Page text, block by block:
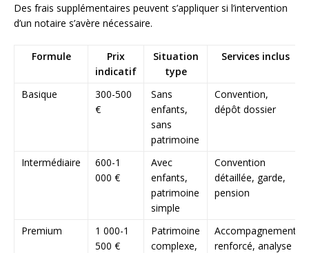
Des frais supplémentaires peuvent s’appliquer si l’intervention
d’un notaire s’avère nécessaire.
Formule
Prix
indicatif
Situation
type
Services inclus
Basique
300-500
€
Sans
enfants,
sans
patrimoine
Convention,
dépôt dossier
Intermédiaire
600-1
000 €
Avec
enfants,
patrimoine
simple
Convention
détaillée, garde,
pension
Premium
1 000-1
500 €
Patrimoine
complexe,
Accompagnement
renforcé, analyse